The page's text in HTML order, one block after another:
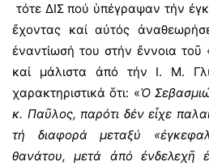
τότε ΔΙΣ πού ὑπέγραψαν τήν
ἔχοντας καί αὐτός
ἐναντίωσή του στήν ἔννοια τοῦ
καί μάλιστα ἀπό τήν Ι. Μ.
χαρακτηριστικά ὅτι: «Ὁ
κ. Παῦλος, παρότι δέν εἶχε
τή διαφορά μεταξύ
θανάτου, μετά ἀπό ἐνδελεχῆ